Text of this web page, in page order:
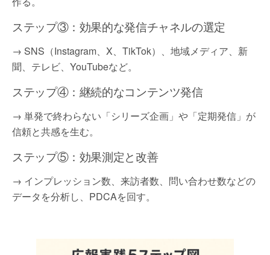
ステップ③：効果的な発信チャネルの選定
→ SNS（Instagram、X、TikTok）、地域メディア、新
聞、テレビ、YouTubeなど。
ステップ④：継続的なコンテンツ発信
→ 単発で終わらない「シリーズ企画」や「定期発信」が
信頼と共感を生む。
ステップ⑤：効果測定と改善
→ インプレッション数、来訪者数、問い合わせ数などの
データを分析し、PDCAを回す。